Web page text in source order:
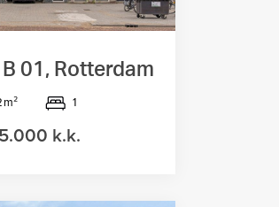
01, Rotterdam
1
k.k.